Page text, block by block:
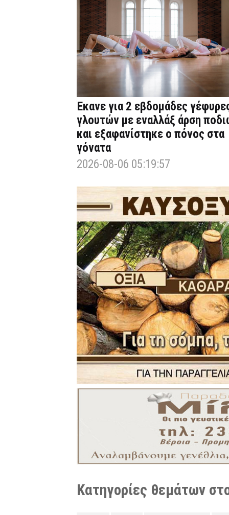
Έκανε για 2 εβδομάδες
γλουτών με εναλλάξ άρση
και εξαφανίστηκε ο πόνος στα
γόνατα
2026-08-06 05:19:57
Κατηγορίες θεμάτων